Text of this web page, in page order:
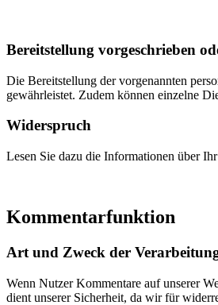
Bereitstellung vorgeschrieben
Die Bereitstellung der vorgenannten
gewährleistet. Zudem können einzelne
Widerspruch
Lesen Sie dazu die Informationen über
Kommentarfunktion
Art und Zweck der
Wenn Nutzer Kommentare auf unserer
dient unserer Sicherheit, da wir für